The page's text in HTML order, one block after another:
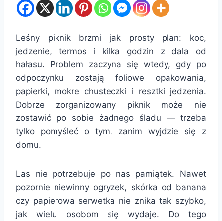
Leśny piknik brzmi jak prosty plan: koc,
jedzenie, termos i kilka godzin z dala od
hałasu. Problem zaczyna się wtedy, gdy po
odpoczynku zostają foliowe opakowania,
papierki, mokre chusteczki i resztki jedzenia.
Dobrze zorganizowany piknik może nie
zostawić po sobie żadnego śladu — trzeba
tylko pomyśleć o tym, zanim wyjdzie się z
domu.
Las nie potrzebuje po nas pamiątek. Nawet
pozornie niewinny ogryzek, skórka od banana
czy papierowa serwetka nie znika tak szybko,
jak wielu osobom się wydaje. Do tego